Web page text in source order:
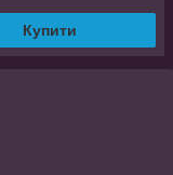
Купити